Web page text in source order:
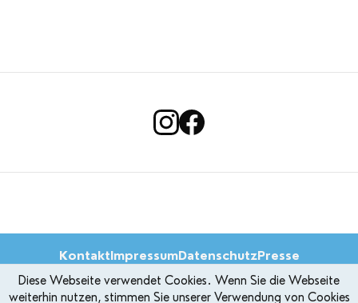
KontaktImpressumDatenschutzPresse
Diese Webseite verwendet Cookies. Wenn Sie die Webseite
weiterhin nutzen, stimmen Sie unserer Verwendung von Cookies